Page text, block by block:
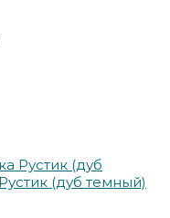
Рустик (дуб
(дуб темный)